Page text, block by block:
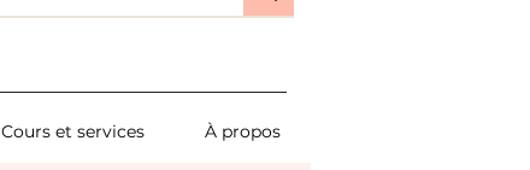
Cours et services À propos